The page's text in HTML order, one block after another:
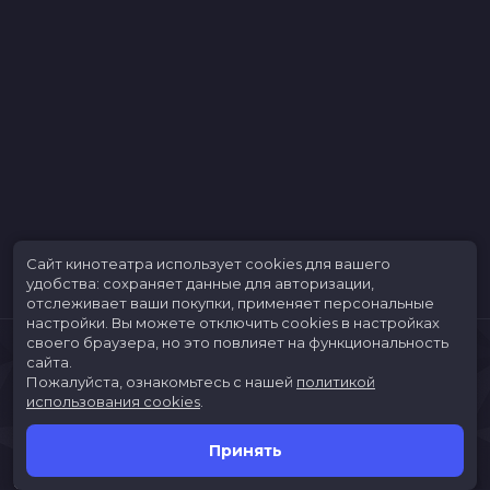
Скоро в кино
Сайт кинотеатра использует cookies для вашего
удобства: сохраняет данные для авторизации,
отслеживает ваши покупки, применяет персональные
настройки. Вы можете отключить cookies в настройках
своего браузера, но это повлияет на функциональность
сайта.
Пожалуйста, ознакомьтесь с нашей политикой
использования cookies
Принять